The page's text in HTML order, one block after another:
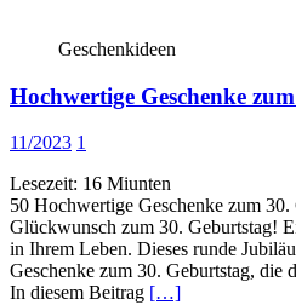
Geschenkideen
Hochwertige Geschenke
11/2023 1
Lesezeit: 16 Miunten
50 Hochwertige Geschenke zum
Glückwunsch zum 30. Geburtstag!
in Ihrem Leben. Dieses runde
Geschenke zum 30. Geburtstag, die
In diesem Beitrag […]